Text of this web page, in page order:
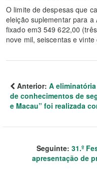
O limite de despesas que
eleição suplementar para
fixado em3 549 622,00
nove mil, seiscentas e
Anterior: A eliminatória
de conhecimentos de
e Macau” foi realizada
Seguinte: 31.º
apresentação de